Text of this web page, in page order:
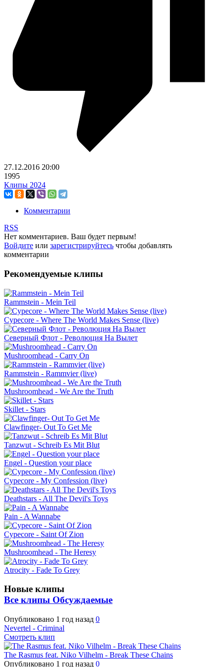
27.12.2016 20:00
1995
Клипы 2024
Комментарии
RSS
Нет комментариев. Ваш будет первым!
Войдите или зарегистрируйтесь чтобы добавлять
комментарии
Рекомендуемые клипы
Rammstein - Mein Teil
Cypecore - Where The World Makes Sense (live)
Северный Флот - Революция На Вылет
Mushroomhead - Carry On
Rammstein - Rammvier (live)
Mushroomhead - We Are the Truth
Skillet - Stars
Clawfinger- Out To Get Me
Tanzwut - Schreib Es Mit Blut
Engel - Question your place
Cypecore - My Confession (live)
Deathstars - All The Devil's Toys
Pain - A Wannabe
Cypecore - Saint Of Zion
Mushroomhead - The Heresy
Atrocity - Fade To Grey
Новые клипы
Все клипы Обсуждаемые
Опубликовано 1 год назад 0
Nevertel - Criminal
Смотреть клип
The Rasmus feat. Niko Vilhelm - Break These Chains
Опубликовано 1 год назад 0